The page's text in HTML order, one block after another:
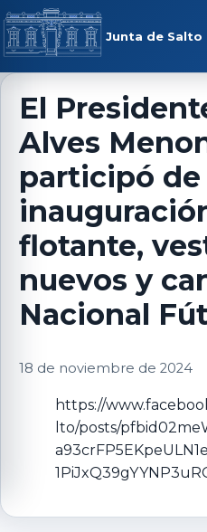
Saltar al contenido
Junta de Salto
menú
El
Alves
participó de
flotante,
nuevos y
Nacional
18 de noviembre de 2024
https://
lto/posts/